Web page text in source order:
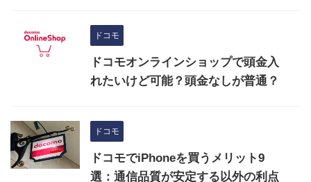
ドコモ
ドコモオンラインショップで頭金入
れたいけど可能？頭金なしが普通？
ドコモ
ドコモでiPhoneを買うメリット9
選：通信品質が安定する以外の利点